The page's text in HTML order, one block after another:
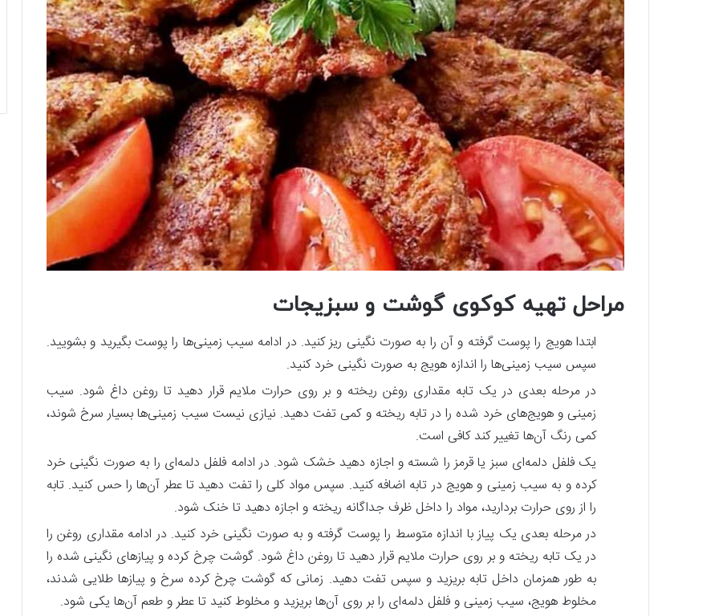
مراحل تهیه کوکوی گوشت و سبزیجات
ابتدا هویج را پوست گرفته و آن را به صورت نگینی ریز کنید. در ادامه سیب زمینی‌ها را پوست بگیرید و بشویید.
سپس سیب زمینی‌ها را اندازه هویج به صورت نگینی خرد کنید.
در مرحله بعدی در یک تابه مقداری روغن ریخته و بر روی حرارت ملایم قرار دهید تا روغن داغ شود. سیب
زمینی و هویج‌های خرد شده را در تابه ریخته و کمی تفت دهید. نیازی نیست سیب زمینی‌ها بسیار سرخ شوند،
کمی رنگ آن‌ها تغییر کند کافی است.
یک فلفل دلمه‌ای سبز یا قرمز را شسته و اجازه دهید خشک شود. در ادامه فلفل دلمه‌ای را به صورت نگینی خرد
کرده و به سیب زمینی و هویج در تابه اضافه کنید. سپس مواد کلی را تفت دهید تا عطر آن‌ها را حس کنید. تابه
را از روی حرارت بردارید، مواد را داخل ظرف جداگانه ریخته و اجازه دهید تا خنک شود.
در مرحله بعدی یک پیاز با اندازه متوسط را پوست گرفته و به صورت نگینی خرد کنید. در ادامه مقداری روغن را
در یک تابه ریخته و بر روی حرارت ملایم قرار دهید تا روغن داغ شود. گوشت چرخ کرده و پیازهای نگینی شده را
به طور همزمان داخل تابه بریزید و سپس تفت دهید. زمانی که گوشت چرخ کرده سرخ و پیاز‌ها طلایی شدند،
مخلوط هویج، سیب زمینی و فلفل دلمه‌ای را بر روی آن‌ها بریزید و مخلوط کنید تا عطر و طعم آن‌ها یکی شود.